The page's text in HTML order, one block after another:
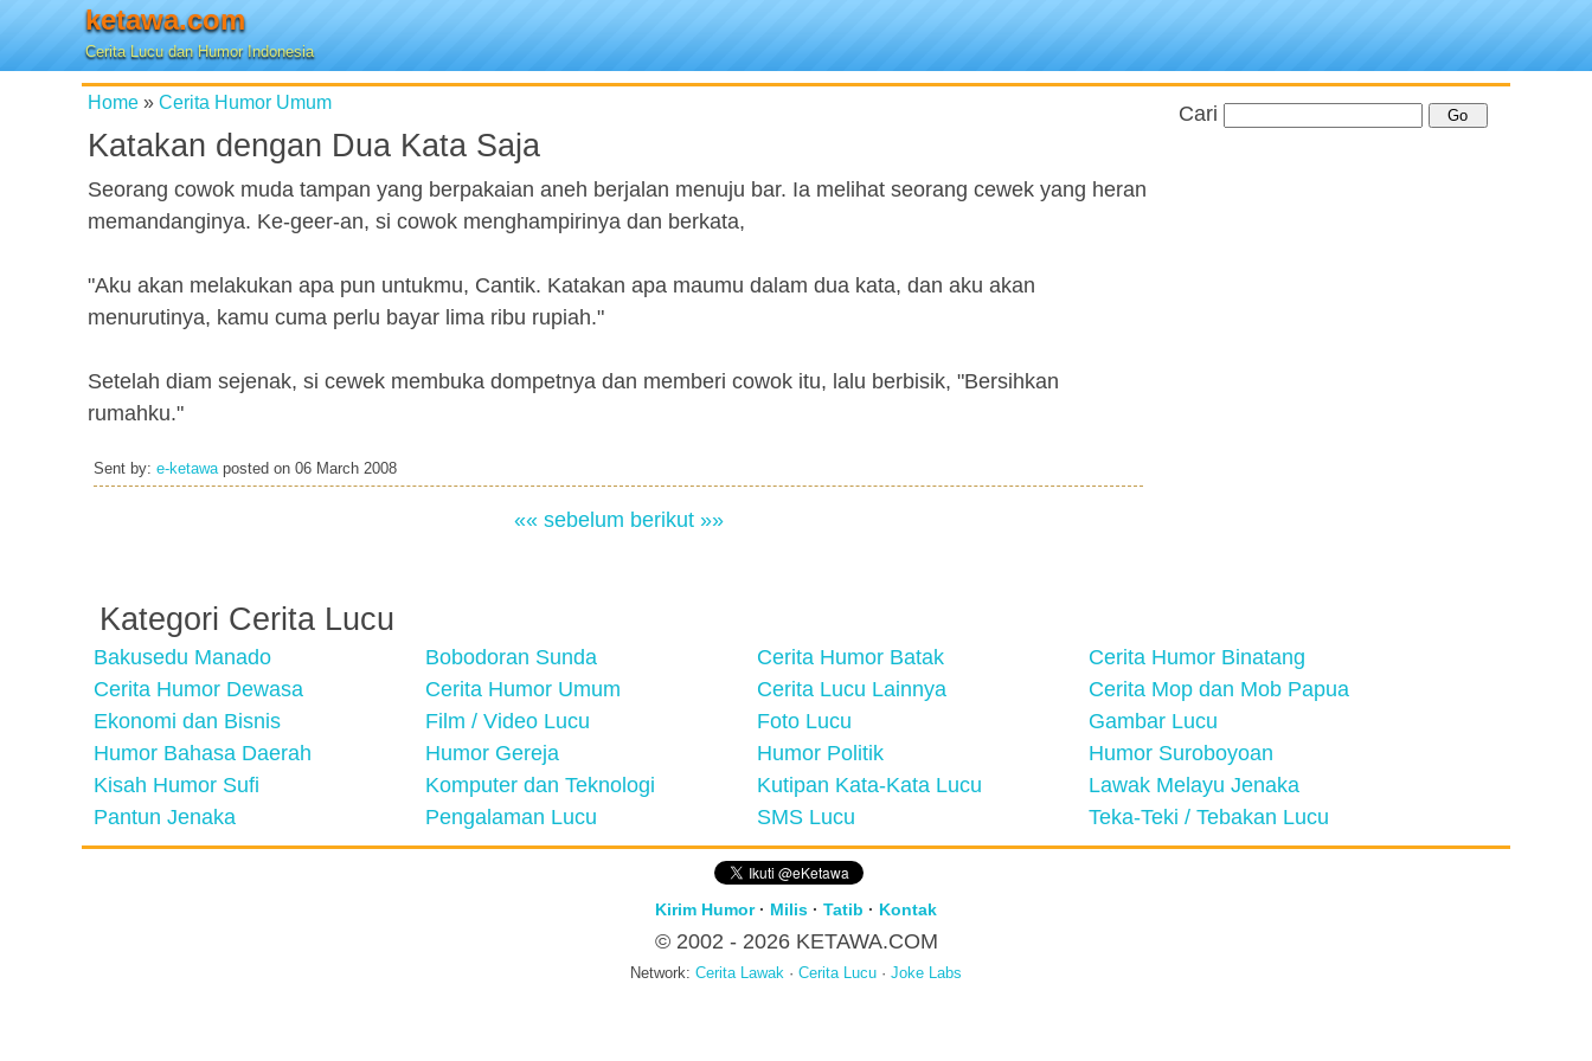
ketawa.com
Cerita Lucu dan Humor Indonesia
Home » Cerita Humor Umum
Katakan dengan Dua Kata Saja
Seorang cowok muda tampan yang berpakaian aneh berjalan menuju bar. Ia melihat seorang cewek yang heran
memandanginya. Ke-geer-an, si cowok menghampirinya dan berkata,
"Aku akan melakukan apa pun untukmu, Cantik. Katakan apa maumu dalam dua kata, dan aku akan
menurutinya, kamu cuma perlu bayar lima ribu rupiah."
Setelah diam sejenak, si cewek membuka dompetnya dan memberi cowok itu, lalu berbisik, "Bersihkan
rumahku."
Sent by: e-ketawaposted on 06 March 2008
«« sebelum berikut »»
Cari
Kategori Cerita Lucu
Bakusedu Manado Bobodoran Sunda Cerita Humor Batak
Cerita Humor Binatang
Cerita Humor Dewasa
Cerita Humor Umum Cerita Lucu Lainnya
Cerita Mop dan Mob Papua
Ekonomi dan Bisnis
Film / Video Lucu Foto Lucu
Gambar Lucu
Humor Bahasa Daerah
Humor Gereja Humor Politik
Humor Suroboyoan
Kisah Humor Sufi
Komputer dan Teknologi Kutipan Kata-Kata Lucu
Lawak Melayu Jenaka
Pantun Jenaka
Pengalaman Lucu SMS Lucu Teka-Teki / Tebakan Lucu
Kirim Humor· Milis · Tatib · Kontak
© 2002 - 2026 KETAWA.COM
Network: Cerita Lawak · Cerita Lucu · Joke Labs